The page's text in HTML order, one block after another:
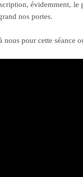
évidemment, le
nos portes.
nous pour cette séance